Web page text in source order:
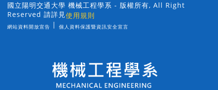
國立陽明交通大學 機械工程學系 - 版權所有, All Right
Reserved 請詳見使用規則
網站資料開放宣告 | 個人資料保護暨資訊安全宣言